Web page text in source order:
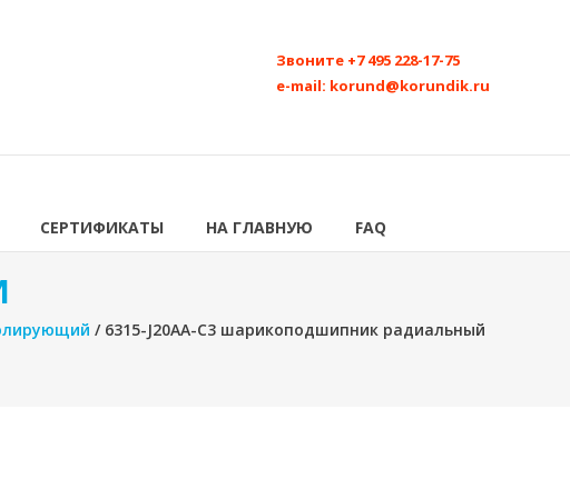
Звоните +7 495 228-17-75
e-mail: korund@korundik.ru
СЕРТИФИКАТЫ НА ГЛАВНУЮ FAQ
/ 6315-J20AA-C3 шарикоподшипник радиальный